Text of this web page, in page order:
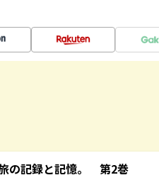
の記録と記憶。 第2巻